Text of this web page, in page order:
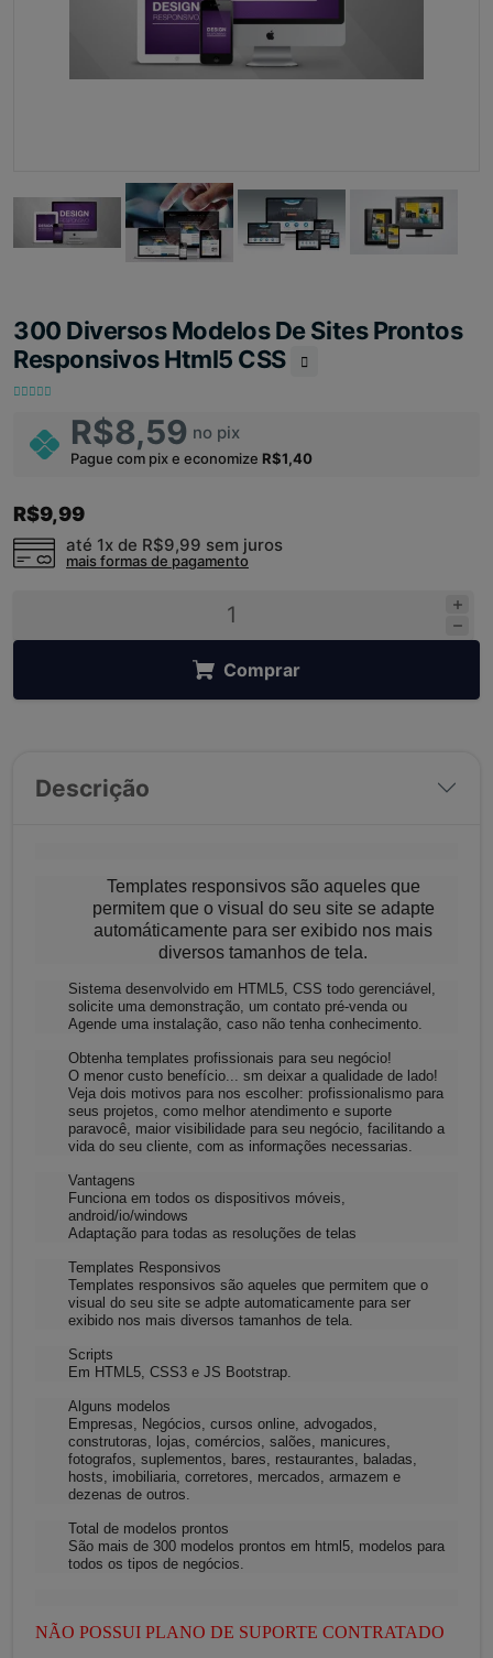
300 Diversos Modelos De Sites Prontos
Responsivos Html5 CSS
R$8,59 no pix
Pague com pix e economize R$1,40
R$9,99
até 1x de R$9,99 sem juros
mais formas de pagamento
Comprar
Descrição
Templates responsivos são aqueles que
permitem que o visual do seu site se adapte
automáticamente para ser exibido nos mais
diversos tamanhos de tela.
Sistema desenvolvido em HTML5, CSS todo gerenciável,
solicite uma demonstração, um contato pré-venda ou
Agende uma instalação, caso não tenha conhecimento.
Obtenha templates profissionais para seu negócio!
O menor custo benefício... sm deixar a qualidade de lado!
Veja dois motivos para nos escolher: profissionalismo para
seus projetos, como melhor atendimento e suporte
paravocê, maior visibilidade para seu negócio, facilitando a
vida do seu cliente, com as informações necessarias.
Vantagens
Funciona em todos os dispositivos móveis,
android/io/windows
Adaptação para todas as resoluções de telas
Templates Responsivos
Templates responsivos são aqueles que permitem que o
visual do seu site se adpte automaticamente para ser
exibido nos mais diversos tamanhos de tela.
Scripts
Em HTML5, CSS3 e JS Bootstrap.
Alguns modelos
Empresas, Negócios, cursos online, advogados,
construtoras, lojas, comércios, salões, manicures,
fotografos, suplementos, bares, restaurantes, baladas,
hosts, imobiliaria, corretores, mercados, armazem e
dezenas de outros.
Total de modelos prontos
São mais de 300 modelos prontos em html5, modelos para
todos os tipos de negócios.
NÃO POSSUI PLANO DE SUPORTE CONTRATADO